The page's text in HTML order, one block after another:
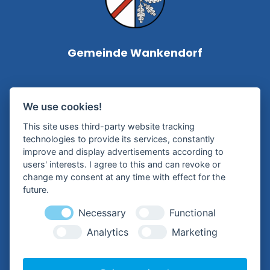
Gemeinde Wankendorf
Kampstraße 1
24601 Wankendorf
Tel.:+49 (0) 4326 – 99 79-0
Mail:
buergermeisterin@wankendorf.de
We use cookies!
This site uses third-party website tracking
technologies to provide its services, constantly
improve and display advertisements according to
users' interests. I agree to this and can revoke or
change my consent at any time with effect for the
future.
Necessary
Functional
Analytics
Marketing